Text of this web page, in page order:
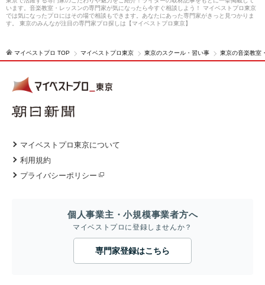
います。音楽教室・レッスンの専門家が気になったら今すぐ相談しよう！ マイベストプロ東京
では気になったプロにはその場で相談もできます。あなたにあった専門家がきっと見つかりま
す。 東京のみんなが注目の専門家プロ探しは【マイベストプロ東京】
マイベストプロ TOP マイベストプロ東京 東京のスクール・習い事 東京の音楽教室
マイベストプロ東京について
利用規約
プライバシーポリシー
個人事業主・小規模事業者方へ
マイベストプロに登録しませんか？
専門家登録はこちら